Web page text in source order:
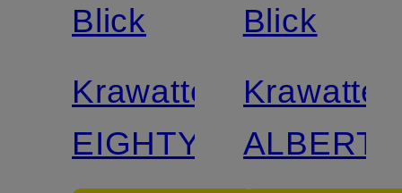
Blick
Krawatte
EIGHTY
Blick
Krawatte
ALBERT